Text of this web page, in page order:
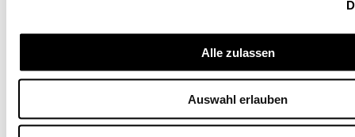
Alle zulassen
Auswahl erlauben
distribution de bénéfice.
Confédération et aux cantons, certains parlementaires souhaitent
éviter une envolée de la dette publique consécutive à la crise du
coronavirus. Augmenter et anticiper la distribution du bénéfice
pourrait effectivement (à l’instar de la vente de parts dans la BNS)